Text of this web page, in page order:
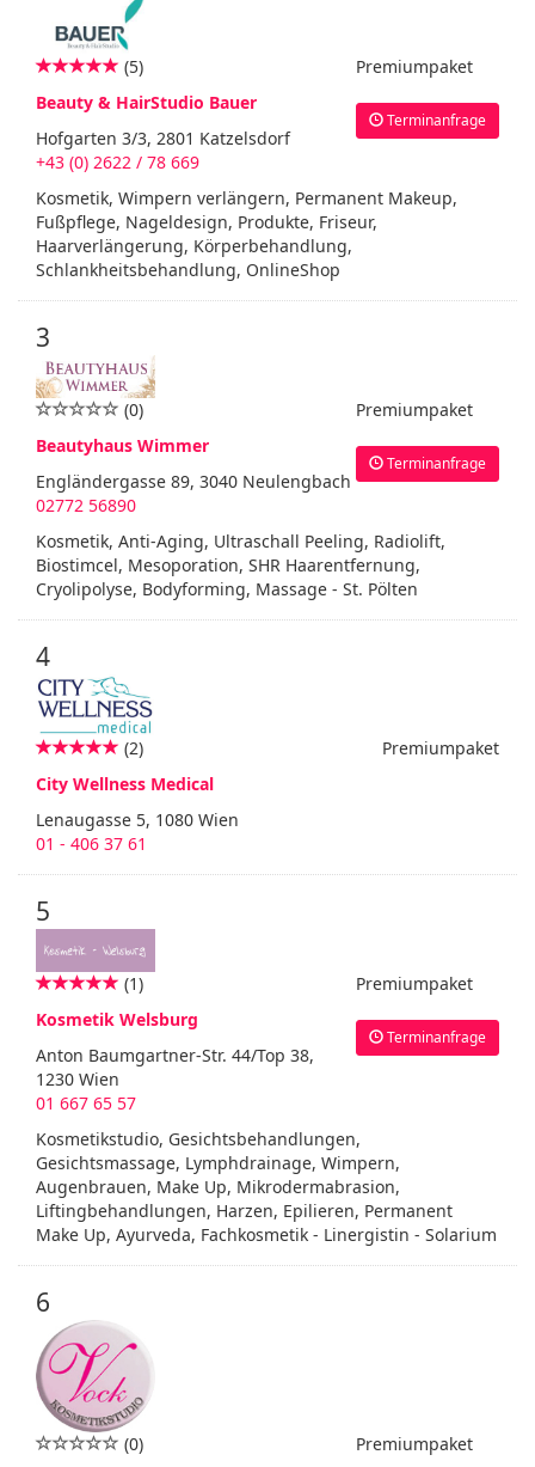
Premiumpaket
Terminanfrage
(5)
Beauty & HairStudio Bauer
Hofgarten 3/3, 2801 Katzelsdorf
+43 (0) 2622 / 78 669
Kosmetik, Wimpern verlängern, Permanent Makeup,
Fußpflege, Nageldesign, Produkte, Friseur,
Haarverlängerung, Körperbehandlung,
Schlankheitsbehandlung, OnlineShop
3
Premiumpaket
Terminanfrage
(0)
Beautyhaus Wimmer
Engländergasse 89, 3040 Neulengbach
02772 56890
Kosmetik, Anti-Aging, Ultraschall Peeling, Radiolift,
Biostimcel, Mesoporation, SHR Haarentfernung,
Cryolipolyse, Bodyforming, Massage - St. Pölten
4
Premiumpaket
(2)
City Wellness Medical
Lenaugasse 5, 1080 Wien
01 - 406 37 61
5
Premiumpaket
Terminanfrage
(1)
Kosmetik Welsburg
Anton Baumgartner-Str. 44/Top 38,
1230 Wien
01 667 65 57
Kosmetikstudio, Gesichtsbehandlungen,
Gesichtsmassage, Lymphdrainage, Wimpern,
Augenbrauen, Make Up, Mikrodermabrasion,
Liftingbehandlungen, Harzen, Epilieren, Permanent
Make Up, Ayurveda, Fachkosmetik - Linergistin - Solarium
6
Premiumpaket
(0)